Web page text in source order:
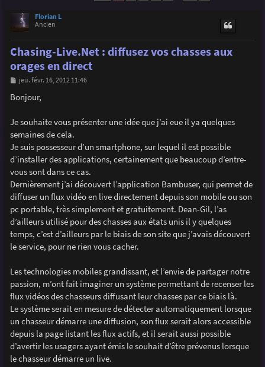
h
Florian L
Ancien
Chasing-Live.Net : diffusez vos chasses aux
orages en direct
M
s
s
e
jeu. févr. 16, 2012 11:46
Bonjour,
Je souhaite vous présenter une idée que j’ai eue il ya quelques
semaines de cela.
Je suis possesseur d’un smartphone, sur lequel il est possible
d’installer des applications, certainement que beaucoup d’entre-
vous sont dans ce cas.
Dernièrement j’ai découvert l’application Bambuser, qui permet de
diffuser un flux vidéo en live directement depuis son mobile ou son
pc portable, très simplement et gratuitement. Dean-Gil, l’as
d’ailleurs utilisé pour des chasses aux états unis il y quelques
temps, c’est d’ailleurs par le biais de son site que j’avais découvert
le service, pour ne rien vous cacher.
Les technologies mobiles grandissant, et l’envie de partager notre
passion, m’ont fait imaginer un système permettant de recenser les
flux vidéos des chasseurs diffusant leur chasses par ce biais là.
Le système serait en mesure de détecter automatiquement lorsque
un chasseur démarre une diffusion, son flux serait alors accessible
depuis la page listant les flux actifs, et il serait aussi possible
d’avertir les usagers ayant émis le souhait d’être prévenus lorsque
le chasseur démarre un live.